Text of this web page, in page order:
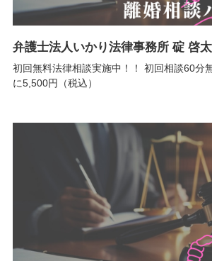
弁護士法人いかり法律事務所 碇 啓太
初回無料法律相談実施中！！ 初回相談60分
に5,500円（税込）